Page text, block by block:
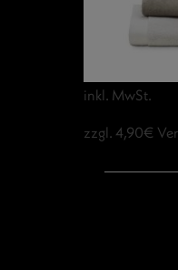
inkl. MwSt.
zzgl. 4,90€